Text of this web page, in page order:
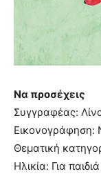
Να προσέχεις
Συγγραφέας:
Εικονογράφηση:
Θεματική
Ηλικία: Για